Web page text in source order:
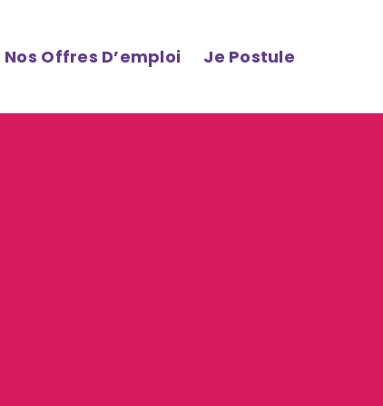
Nos Offres D’emploi Je Postule